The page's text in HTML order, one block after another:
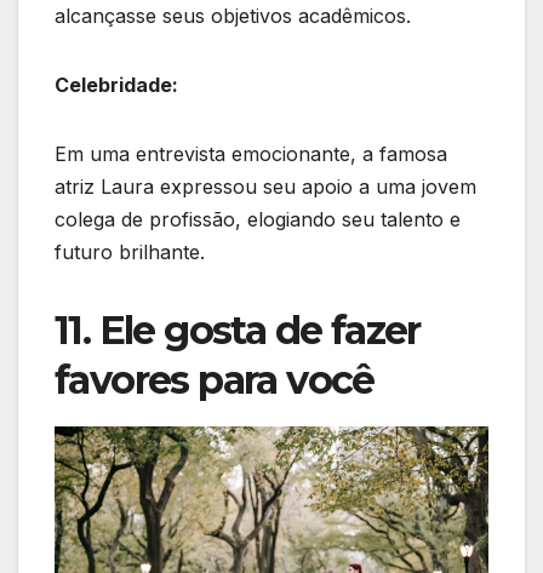
alcançasse seus objetivos acadêmicos.
Celebridade:
Em uma entrevista emocionante, a famosa
atriz Laura expressou seu apoio a uma jovem
colega de profissão, elogiando seu talento e
futuro brilhante.
11. Ele gosta de fazer
favores para você